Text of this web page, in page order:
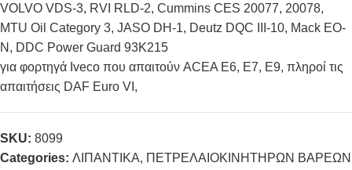
VOLVO VDS-3, RVI RLD-2, Cummins CES 20077, 20078,
MTU Oil Category 3, JASO DH-1, Deutz DQC III-10, Mack EO-
N, DDC Power Guard 93K215
για φορτηγά Iveco που απαιτούν ACEA E6, E7, E9, πληροί τις
απαιτήσεις DAF Euro VI,
SKU: 8099
Categories: ΛΙΠΑΝΤΙΚΑ, ΠΕΤΡΕΛΑΙΟΚΙΝΗΤΗΡΩΝ ΒΑΡΕΩΝ